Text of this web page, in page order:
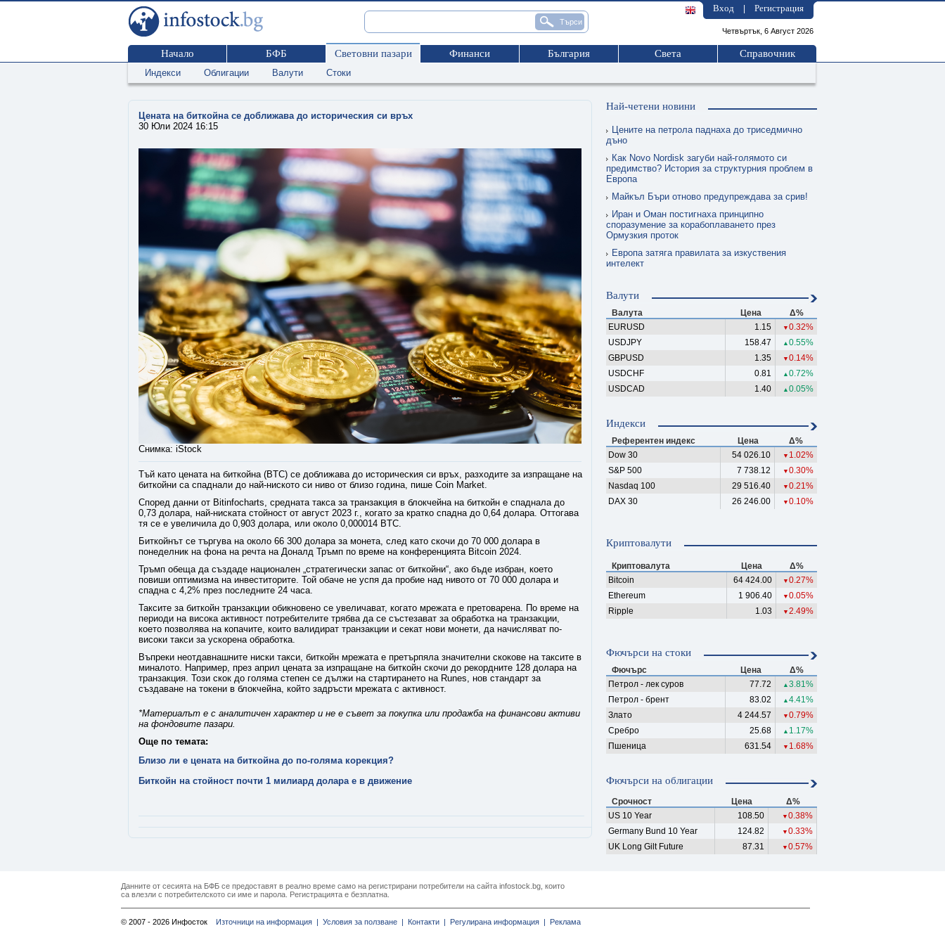
Вход Регистрация
Четвъртък, 6 Август 2026
Начало БФБ Световни пазари Финанси България Света Справочник
Индекси Облигации Валути Стоки
Цената на биткойна се доближава до историческия си връх
30 Юли 2024 16:15
Снимка: iStock
Тъй като цената на биткойна (BTC) се доближава до историческия си връх, разходите за изпращане на
биткойни са спаднали до най-ниското си ниво от близо година, пише Coin Market.
Според данни от Bitinfocharts, средната такса за транзакция в блокчейна на биткойн е спаднала до
0,73 долара, най-ниската стойност от август 2023 г., когато за кратко спадна до 0,64 долара. Оттогава
тя се е увеличила до 0,903 долара, или около 0,000014 BTC.
Биткойнът се търгува на около 66 300 долара за монета, след като скочи до 70 000 долара в
понеделник на фона на речта на Доналд Тръмп по време на конференцията Bitcoin 2024.
Тръмп обеща да създаде национален „стратегически запас от биткойни“, ако бъде избран, което
повиши оптимизма на инвеститорите. Той обаче не успя да пробие над нивото от 70 000 долара и
спадна с 4,2% през последните 24 часа.
Таксите за биткойн транзакции обикновено се увеличават, когато мрежата е претоварена. По време на
периоди на висока активност потребителите трябва да се състезават за обработка на транзакции,
което позволява на копачите, които валидират транзакции и секат нови монети, да начисляват по-
високи такси за ускорена обработка.
Въпреки неотдавнашните ниски такси, биткойн мрежата е претърпяла значителни скокове на таксите в
миналото. Например, през април цената за изпращане на биткойн скочи до рекордните 128 долара на
транзакция. Този скок до голяма степен се дължи на стартирането на Runes, нов стандарт за
създаване на токени в блокчейна, който задръсти мрежата с активност.
*Материалът е с аналитичен характер и не е съвет за покупка или продажба на финансови активи
на фондовите пазари.
Още по темата:
Близо ли е цената на биткойна до по-голяма корекция?
Биткойн на стойност почти 1 милиард долара е в движение
Най-четени новини
Цените на петрола паднаха до триседмично
дъно
Как Novo Nordisk загуби най-голямото си
предимство? История за структурния проблем в
Европа
Майкъл Бъри отново предупреждава за срив!
Иран и Оман постигнаха принципно
споразумение за корабоплаването през
Ормузкия проток
Европа затяга правилата за изкуствения
интелект
Валути
Валута Цена
Δ%
EURUSD
1.15 ▼ 0.32%
USDJPY
158.47 ▲ 0.55%
GBPUSD
1.35 ▼ 0.14%
USDCHF
0.81 ▲ 0.72%
USDCAD
1.40 ▲ 0.05%
Индекси
Референтен индекс Цена
Δ%
Dow 30
54 026.10 ▼ 1.02%
S&P 500
7 738.12 ▼ 0.30%
Nasdaq 100
29 516.40 ▼ 0.21%
DAX 30
26 246.00 ▼ 0.10%
Криптовалути
Криптовалута Цена
Δ%
Bitcoin
64 424.00 ▼ 0.27%
Ethereum
1 906.40 ▼ 0.05%
Ripple
1.03 ▼ 2.49%
Фючърси на стоки
Фючърс Цена
Δ%
Петрол - лек суров
77.72 ▲ 3.81%
Петрол - брент
83.02 ▲ 4.41%
Злато
4 244.57 ▼ 0.79%
Сребро
25.68 ▲ 1.17%
Пшеница
631.54 ▼ 1.68%
Фючърси на облигации
Срочност Цена
Δ%
US 10 Year
108.50 ▼ 0.38%
Germany Bund 10 Year
124.82 ▼ 0.33%
UK Long Gilt Future
87.31 ▼ 0.57%
Данните от сесията на БФБ се предоставят в реално време само на регистрирани потребители на сайта infostock.bg, които
са влезли с потребителското си име и парола. Регистрацията е безплатна.
© 2007 - 2026 Инфосток Източници на информация | Условия за ползване | Контакти | Регулирана информация | Реклама